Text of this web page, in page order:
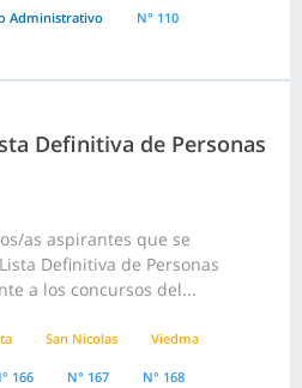
Administrativo N° 110
Definitiva de Personas
as aspirantes que se
Definitiva de Personas
a los concursos del...
San Nicolas Viedma
166 N° 167 N° 168